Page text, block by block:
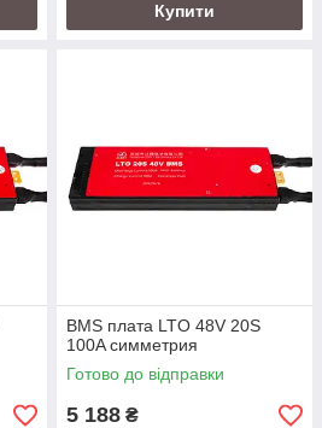
Купити
BMS плата LTO 48V 20S
100A симметрия
Готово до відправки
5 188 ₴